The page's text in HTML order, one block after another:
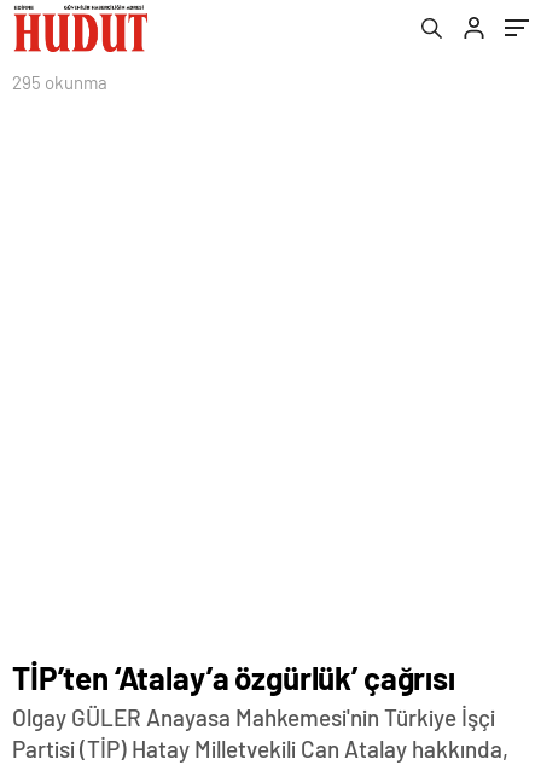
295 okunma
TİP’ten ‘Atalay’a özgürlük’ çağrısı
Olgay GÜLER Anayasa Mahkemesi'nin Türkiye İşçi
Partisi (TİP) Hatay Milletvekili Can Atalay hakkında,